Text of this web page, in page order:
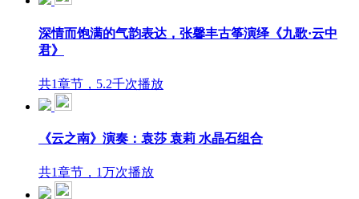
深情而饱满的气韵表达，张馨丰古筝演绎《九歌·云中
君》
共1章节，5.2千次播放
《云之南》演奏：袁莎 袁莉 水晶石组合
共1章节，1万次播放